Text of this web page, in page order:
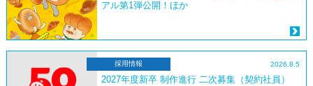
アル第1弾公開！ほか
採用情報 2026.8.5
2027年度新卒 制作進行 二次募集（契約社員）